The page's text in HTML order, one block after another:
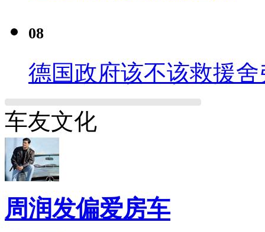
08
德国政府该不该救援舍
车友文化
周润发偏爱房车